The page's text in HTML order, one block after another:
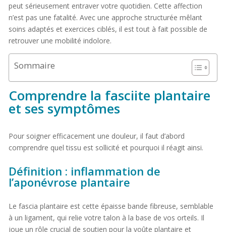
peut sérieusement entraver votre quotidien. Cette affection
n’est pas une fatalité. Avec une approche structurée mêlant
soins adaptés et exercices ciblés, il est tout à fait possible de
retrouver une mobilité indolore.
Sommaire
Comprendre la fasciite plantaire
et ses symptômes
Pour soigner efficacement une douleur, il faut d’abord
comprendre quel tissu est sollicité et pourquoi il réagit ainsi.
Définition : inflammation de
l’aponévrose plantaire
Le fascia plantaire est cette épaisse bande fibreuse, semblable
à un ligament, qui relie votre talon à la base de vos orteils. Il
joue un rôle crucial de soutien pour la voûte plantaire et